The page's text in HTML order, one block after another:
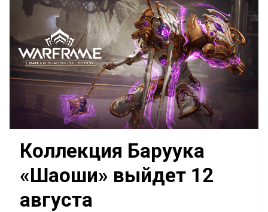
Коллекция Баруука
«Шаоши» выйдет 12
августа